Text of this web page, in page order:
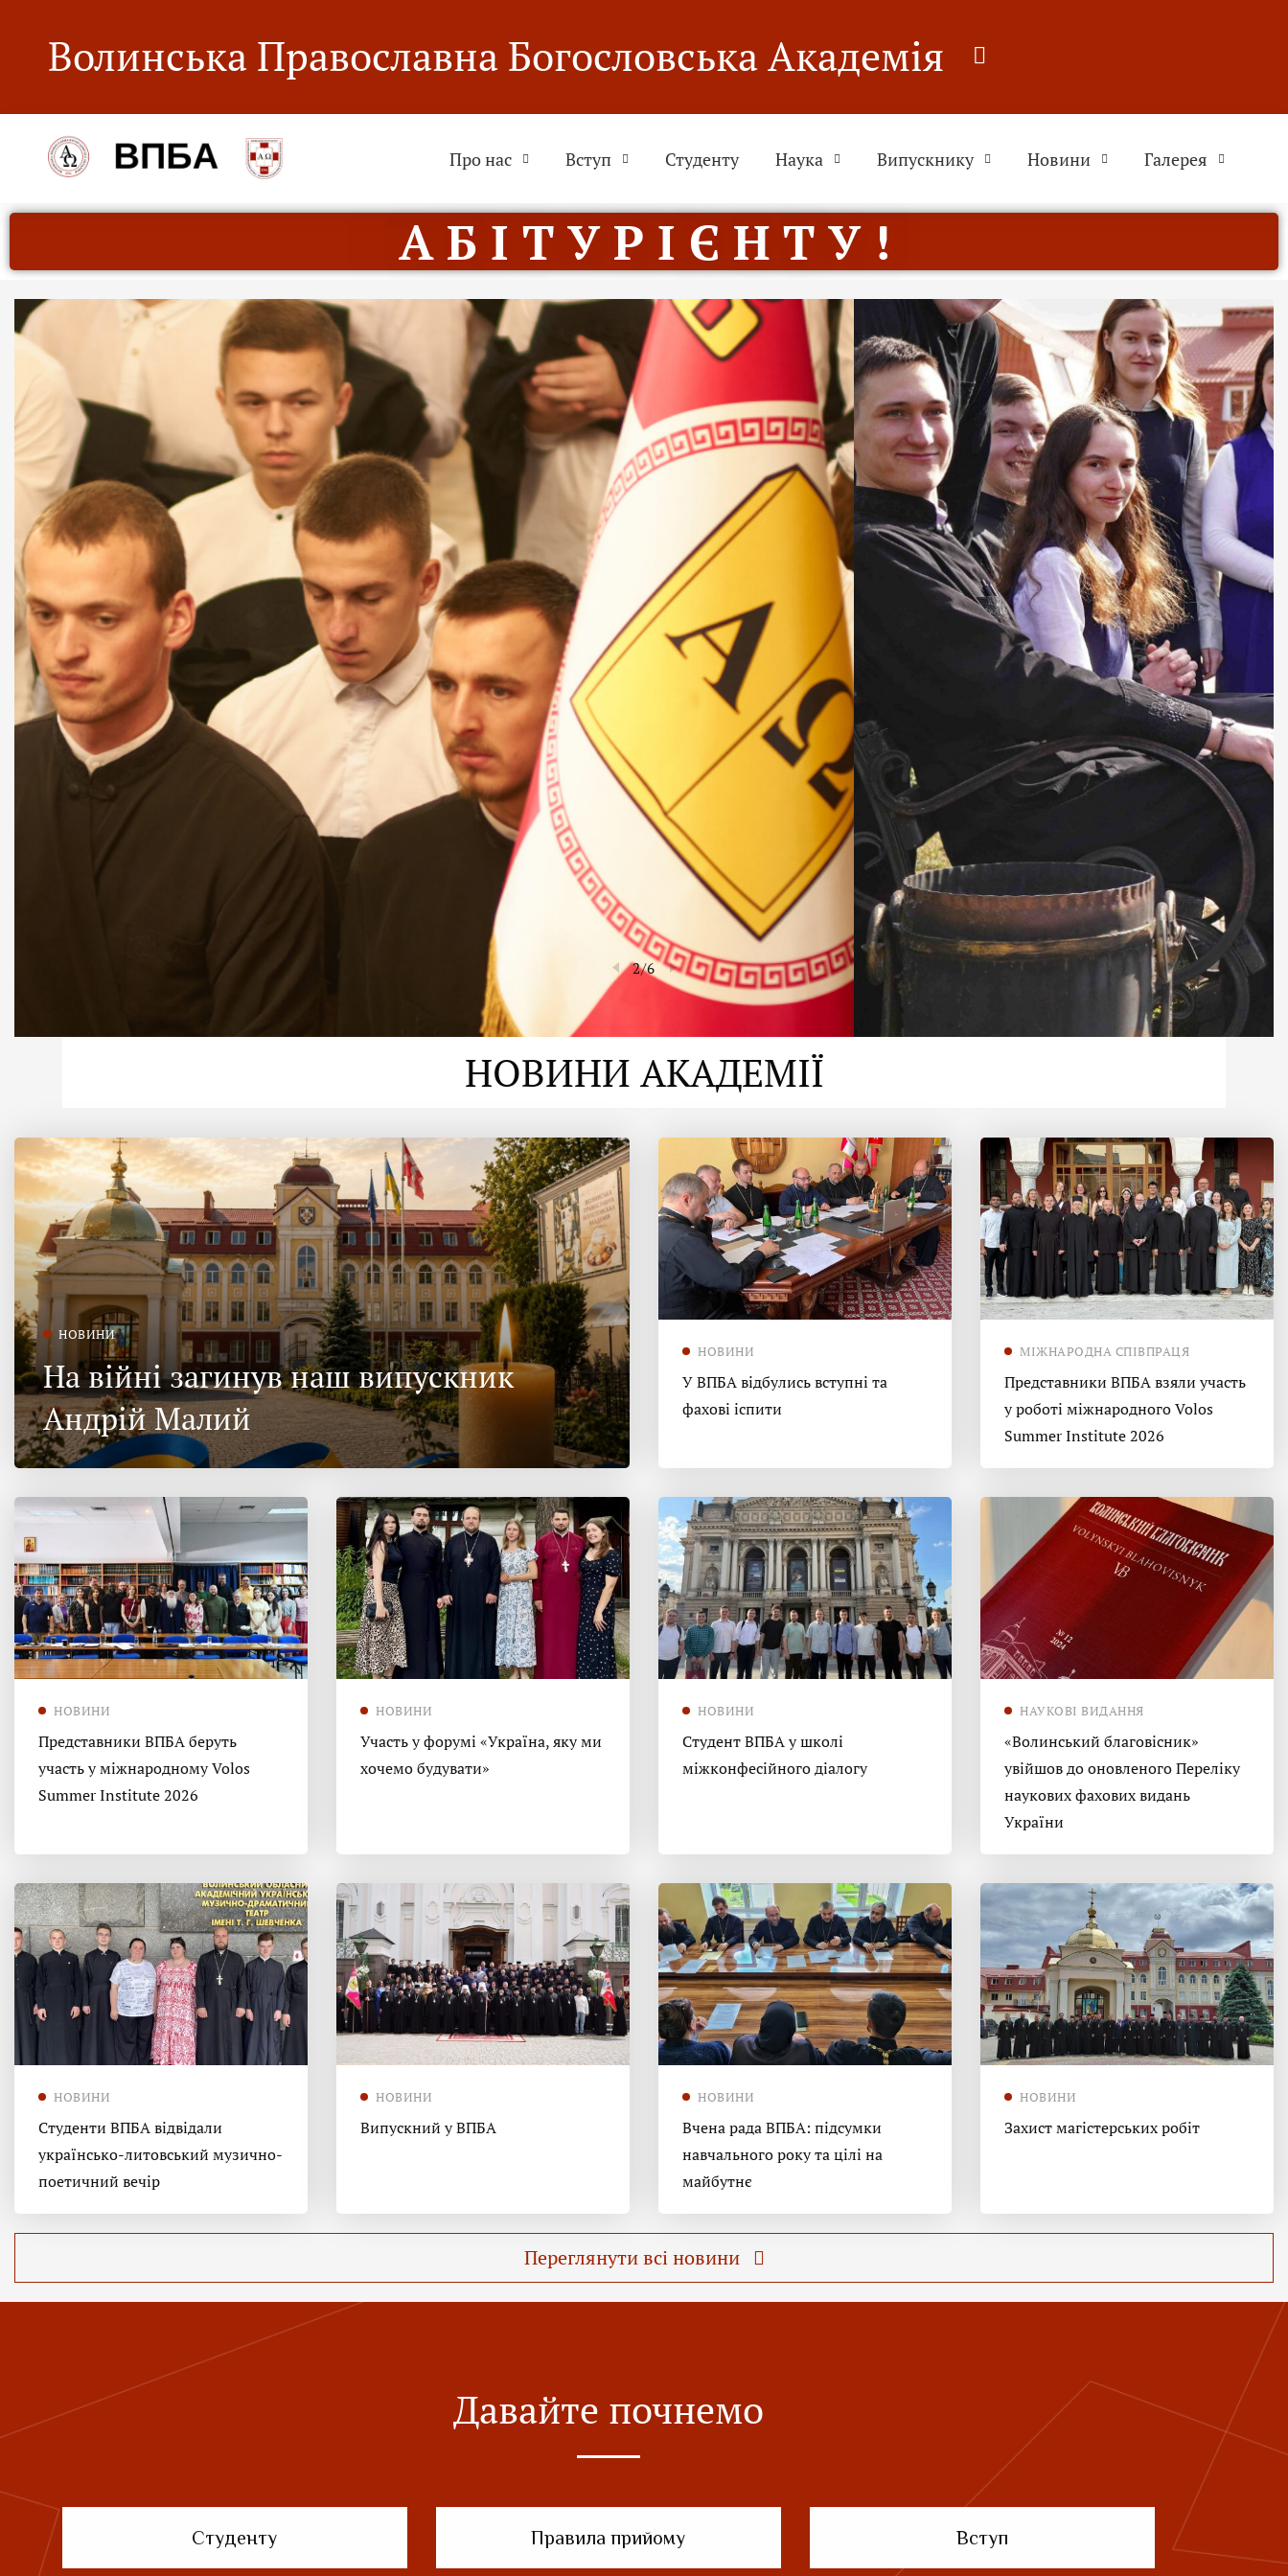
Волинська Православна Богословська Академія
Про нас Вступ Студенту Наука Випускнику Новини Галерея
А Б І Т У Р І Є Н Т У !
ДУХОВНО СИЛЬНІ!
ВПБА — спільнота, де
формується покликання
Читати більше
2/6
НОВИНИ АКАДЕМІЇ
НОВИНИ
На війні загинув наш випускник
Андрій Малий
НОВИНИ
У ВПБА відбулись вступні та
фахові іспити
МІЖНАРОДНА СПІВПРАЦЯ
Представники ВПБА взяли участь
у роботі міжнародного Volos
Summer Institute 2026
НОВИНИ
Представники ВПБА беруть
участь у міжнародному Volos
Summer Institute 2026
НОВИНИ
Участь у форумі «Україна, яку ми
хочемо будувати»
НОВИНИ
Студент ВПБА у школі
міжконфесійного діалогу
НАУКОВІ ВИДАННЯ
«Волинський благовісник»
увійшов до оновленого Переліку
наукових фахових видань
України
НОВИНИ
Студенти ВПБА відвідали
українсько-литовський музично-
поетичний вечір
НОВИНИ
Випускний у ВПБА
НОВИНИ
Вчена рада ВПБА: підсумки
навчального року та цілі на
майбутнє
НОВИНИ
Захист магістерських робіт
Переглянути всі новини
Давайте почнемо
Студенту Правила прийому Вступ